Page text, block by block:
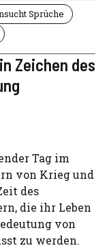
Sprüche
Zeichen des
Tag im
von Krieg und
des
die ihr Leben
von
zu werden.